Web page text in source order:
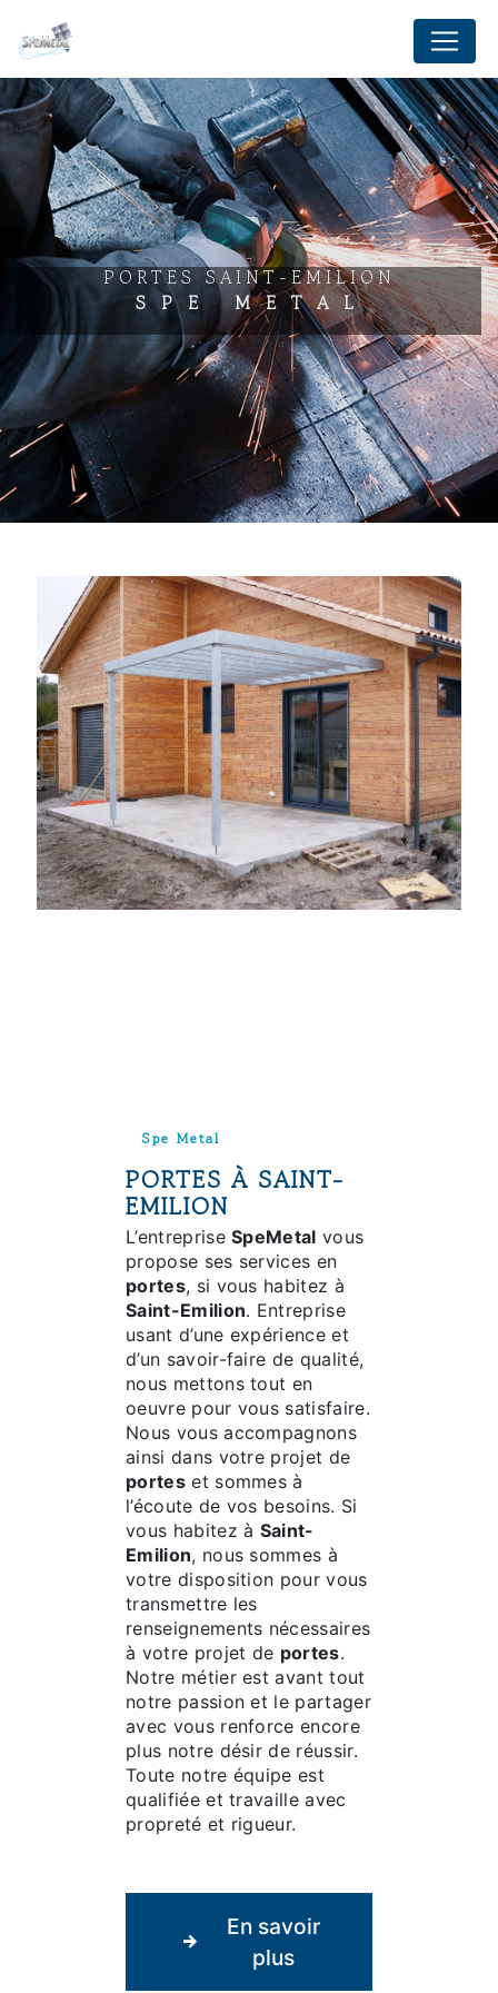
PORTES SAINT-EMILION
SPE METAL
Spe Metal
PORTES À SAINT-
EMILION
L’entrepriseSpeMetal vous
propose ses services en
portes, si vous habitez à
Saint-Emilion. Entreprise
usant d’une expérience et
d’un savoir-faire de qualité,
nous mettons tout en
oeuvre pour vous satisfaire.
Nous vous accompagnons
ainsi dans votre projet de
porteset sommes à
l’écoute de vos besoins. Si
vous habitez à Saint-
Emilion, nous sommes à
votre disposition pour vous
transmettre les
renseignements nécessaires
à votre projet de portes.
Notre métier est avant tout
notre passion et le partager
avec vous renforce encore
plus notre désir de réussir.
Toute notre équipe est
qualifiée et travaille avec
propreté et rigueur.
En savoir
plus